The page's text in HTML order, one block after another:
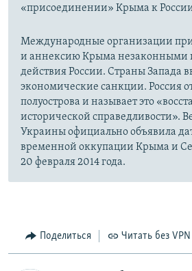
«присоединении» Крыма к
Международные организации
и аннексию Крыма незаконными
действия России. Страны Запада
экономические санкции. Россия
полуострова и называет это
исторической справедливости».
Украины официально объявила
временной оккупации Крыма и
20 февраля 2014 года.
Поделиться Читать без VPN